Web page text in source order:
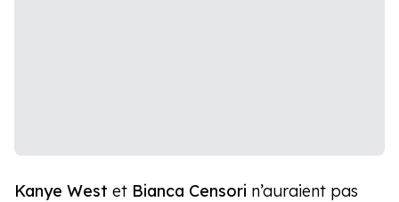
Kanye West et Bianca Censori n’auraient pas